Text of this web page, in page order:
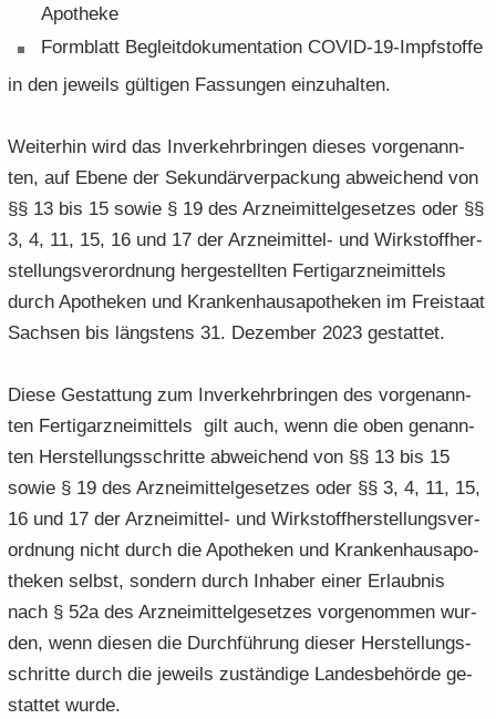
Apo­the­ke
Form­blatt Be­gleit­do­ku­men­ta­ti­on COVID-​19-​Impfstoffe
in den je­weils gül­ti­gen Fas­sun­gen ein­zu­hal­ten.
Wei­ter­hin wird das In­ver­kehr­brin­gen die­ses vor­ge­nann­
ten, auf Ebene der Se­kun­där­ver­pa­ckung ab­wei­chend von
§§ 13 bis 15 sowie § 19 des Arz­nei­mit­tel­ge­set­zes oder §§
3, 4, 11, 15, 16 und 17 der Arzneimittel-​ und Wirk­stoff­her­
stel­lungs­ver­ord­nung her­ge­stell­ten Fer­tig­arz­nei­mit­tels
durch Apo­the­ken und Kran­ken­hau­s­apo­the­ken im Frei­staat
Sach­sen bis längs­tens 31. De­zem­ber 2023 ge­stat­tet.
Diese Ge­stat­tung zum In­ver­kehr­brin­gen des vor­ge­nann­
ten Fer­tig­arz­nei­mit­tels gilt auch, wenn die oben ge­nann­
ten Her­stel­lungs­schrit­te ab­wei­chend von §§ 13 bis 15
sowie § 19 des Arz­nei­mit­tel­ge­set­zes oder §§ 3, 4, 11, 15,
16 und 17 der Arzneimittel-​ und Wirk­stoff­her­stel­lungs­ver­
ord­nung nicht durch die Apo­the­ken und Kran­ken­hau­s­apo­
the­ken selbst, son­dern durch In­ha­ber einer Er­laub­nis
nach § 52a des Arz­nei­mit­tel­ge­set­zes vor­ge­nom­men wur­
den, wenn die­sen die Durch­füh­rung die­ser Her­stel­lungs­
schrit­te durch die je­weils zu­stän­di­ge Lan­des­be­hör­de ge­
stat­tet wurde.